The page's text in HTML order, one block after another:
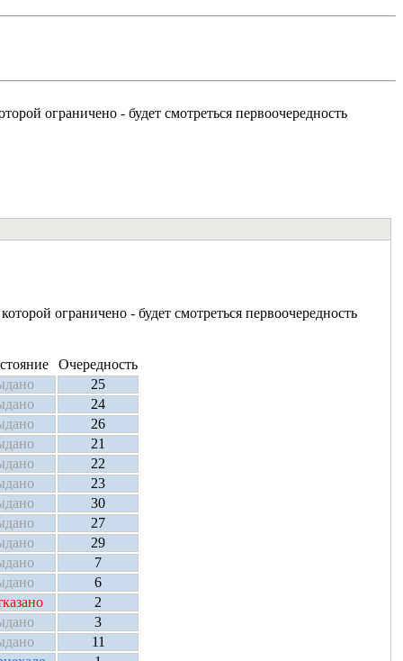
ограничено - будет смотреться первоочередность
ограничено - будет смотреться первоочередность
Очередность
25
24
26
21
22
23
30
27
29
7
6
2
3
11